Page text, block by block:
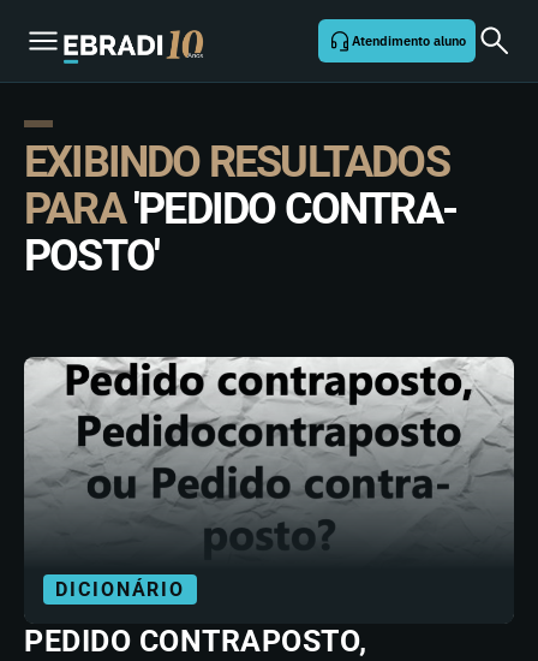
Atendimento aluno
EXIBINDO RESULTADOS
PARA'PEDIDO CONTRA-
POSTO'
DICIONÁRIO
PEDIDO CONTRAPOSTO,